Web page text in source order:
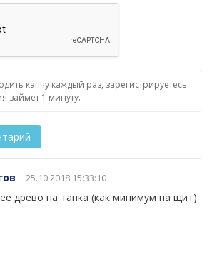
капчу каждый раз, зарегистрируетесь
займет 1 минуту.
25.10.2018 15:33:10
древо на танка (как минимум на щит)